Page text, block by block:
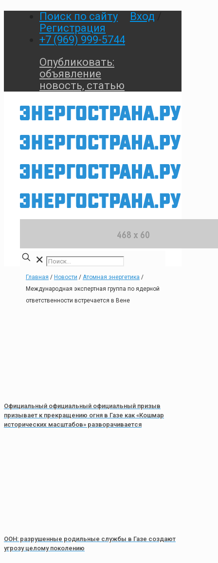
Поиск по сайту Вход
Регистрация
+7 (969) 999-5744
Опубликовать:
объявление
новость, статью
✕
Главная / Новости / Атомная энергетика /
Международная экспертная группа по ядерной
ответственности встречается в Вене
Официальный официальный официальный призыв
призывает к прекращению огня в Газе как «Кошмар
исторических масштабов» разворачивается
ООН: разрушенные родильные службы в Газе создают
угрозу целому поколению